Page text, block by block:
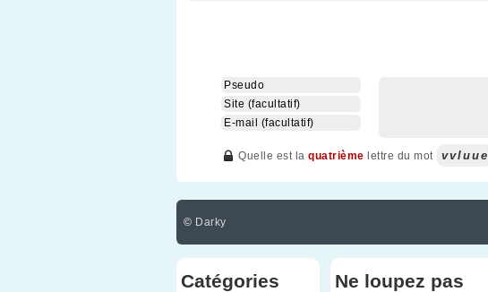
Quelle est la quatrième lettre du mot vvluue
© Darky
Catégories Ne loupez pas